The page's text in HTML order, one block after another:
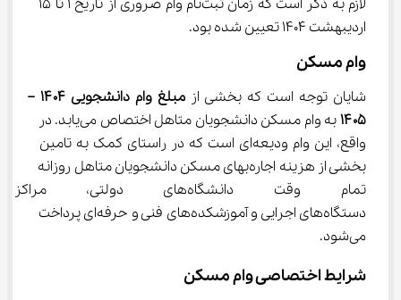
اردیبهشت 1404 تعیین شده بود.
وام مسکن
شایان توجه است که بخشی از
مبلغ وام دانشجویی ۱۴۰۴ –
۱۴۰۵
به وام مسکن دانشجویان متاهل اختصاص می‌یابد. در
واقع، این وام ودیعه‌ای است که در راستای کمک به تامین
بخشی از هزینه اجاره‌بهای مسکن دانشجویان متاهل روزانه
تمام وقت دانشگاه‌های
دستگاه‌های اجرایی و آموزشکده‌های فنی و حرفه‌ای پرداخت
می‌شود.
شرایط اختصاصی وام مسکن